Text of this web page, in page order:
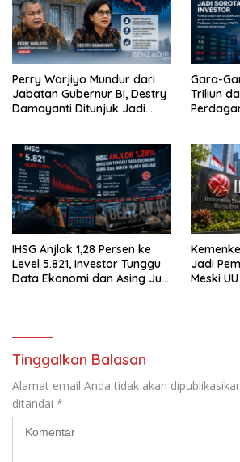
Perry Warjiyo Mundur dari
Jabatan Gubernur BI, Destry
Damayanti Ditunjuk Jadi
Gara-
Triliun
IHSG Anjlok 1,28 Persen ke
Level 5.821, Investor Tunggu
Data Ekonomi dan Asing Jual
Jadi
Meski
Tinggalkan Balasan
Alamat email Anda tidak akan
ditandai *